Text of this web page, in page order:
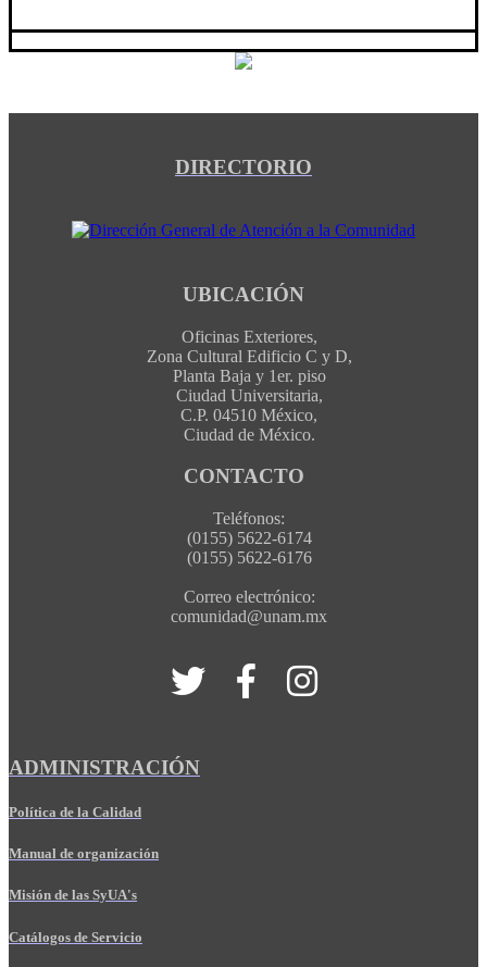
DIRECTORIO
UBICACIÓN
Oficinas Exteriores,
Zona Cultural Edificio C y D,
Planta Baja y 1er. piso
Ciudad Universitaria,
C.P. 04510 México,
Ciudad de México.
CONTACTO
Teléfonos:
(0155) 5622-6174
(0155) 5622-6176
Correo electrónico:
comunidad@unam.mx
ADMINISTRACIÓN
Política de la Calidad
Manual de organización
Misión de las SyUA's
Catálogos de Servicio